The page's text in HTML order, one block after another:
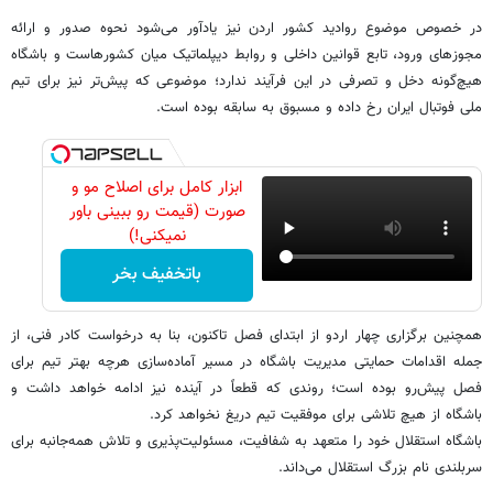
در خصوص موضوع روادید کشور اردن نیز یادآور می‌شود نحوه صدور و ارائه
مجوزهای ورود، تابع قوانین داخلی و روابط دیپلماتیک میان کشورهاست و باشگاه
هیچ‌گونه دخل و تصرفی در این فرآیند ندارد؛ موضوعی که پیش‌تر نیز برای تیم
ملی فوتبال ایران رخ داده و مسبوق به سابقه بوده است.
ابزار کامل برای اصلاح مو و
صورت (قیمت رو ببینی باور
نمیکنی!)
باتخفیف بخر
همچنین برگزاری چهار اردو از ابتدای فصل تاکنون، بنا به درخواست کادر فنی، از
جمله اقدامات حمایتی مدیریت باشگاه در مسیر آماده‌سازی هرچه بهتر تیم برای
فصل پیش‌رو بوده است؛ روندی که قطعاً در آینده نیز ادامه خواهد داشت و
باشگاه از هیچ تلاشی برای موفقیت تیم دریغ نخواهد کرد.
باشگاه استقلال خود را متعهد به شفافیت، مسئولیت‌پذیری و تلاش همه‌جانبه برای
سربلندی نام بزرگ استقلال می‌داند.